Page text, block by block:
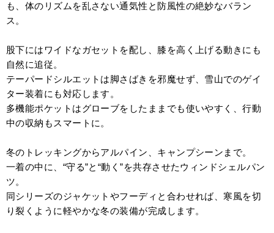
も、体のリズムを乱さない通気性と防風性の絶妙なバラン
ス。
股下にはワイドなガセットを配し、膝を高く上げる動きにも
自然に追従。
テーパードシルエットは脚さばきを邪魔せず、雪山でのゲイ
ター装着にも対応します。
多機能ポケットはグローブをしたままでも使いやすく、行動
中の収納もスマートに。
冬のトレッキングからアルパイン、キャンプシーンまで。
一着の中に、“守る”と“動く”を共存させたウィンドシェルパン
ツ。
同シリーズのジャケットやフーディと合わせれば、寒風を切
り裂くように軽やかな冬の装備が完成します。